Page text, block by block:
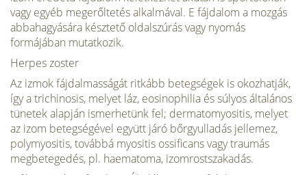
vagy egyéb megerőltetés alkalmával. E fájdalom a mozgás
abbahagyására késztető oldalszúrás vagy nyomás
formájában mutatkozik.
Herpes zoster
Az izmok fájdalmasságát ritkább betegségek is okozhatják,
így a trichinosis, melyet láz, eosinophilia és súlyos általános
tünetek alapján ismerhetünk fel; dermatomyositis, melyet
az izom betegségével együtt járó bőrgyulladás jellemez,
polymyositis, továbbá myositis ossificans vagy traumás
megbetegedés, pl. haematoma, izomrostszakadás.